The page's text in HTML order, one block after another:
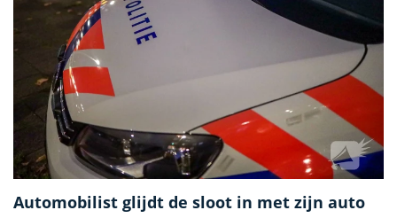
Automobilist glijdt de sloot in met zijn auto